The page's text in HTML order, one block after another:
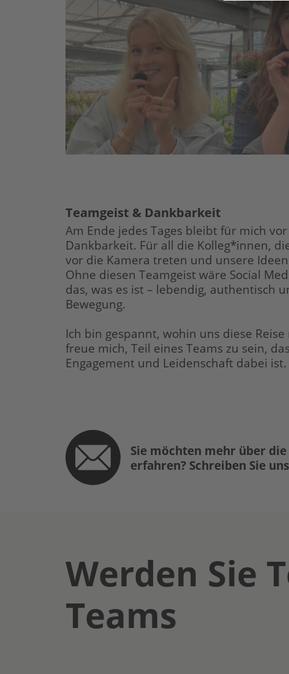
Teamgeist & Dankbarkeit
Am Ende jedes Tages bleibt für mich
Dankbarkeit. Für all die Kolleg*innen,
vor die Kamera treten und unsere
Ohne diesen Teamgeist wäre Social
das, was es ist – lebendig, authentisch
Bewegung.
Ich bin gespannt, wohin uns diese
freue mich, Teil eines Teams zu sein,
Engagement und Leidenschaft dabei ist.
Sie möchten mehr über
erfahren? Schreiben Sie
Werden Sie
Teams